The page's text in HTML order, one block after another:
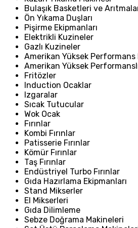
Bulaşık Basketleri ve
Ön Yıkama Duşları
Pişirme Ekipmanları
Elektrikli Kuzineler
Gazlı Kuzineler
Amerikan Yüksek
Amerikan Yüksek
Fritözler
Induction Ocaklar
Izgaralar
Sıcak Tutucular
Wok Ocak
Fırınlar
Kombi Fırınlar
Patisserie Fırınlar
Kömür Fırınlar
Taş Fırınlar
Endüstriyel Turbo Fırınlar
Gıda Hazırlama Ekipmanları
Stand Mikserler
El Mikserleri
Gıda Dilimleme
Sebze Doğrama Makineleri